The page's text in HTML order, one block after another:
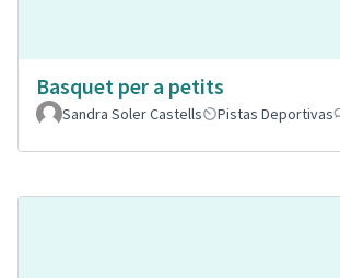
Basquet per a petits
Sandra Soler Castells
Pistas Deportivas